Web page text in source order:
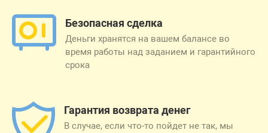
Безопасная сделка
Деньги хранятся на вашем балансе во
время работы над заданием и гарантийного
срока
Гарантия возврата денег
В случае, если что-то пойдет не так, мы